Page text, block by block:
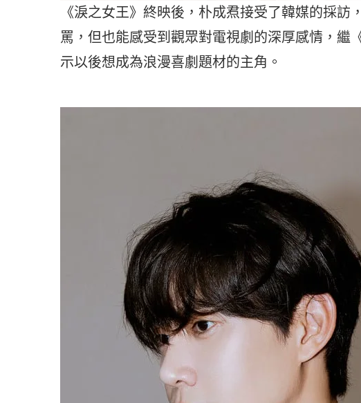
《淚之女王》終映後，朴成焄接受了韓媒的採
罵，但也能感受到觀眾對電視劇的深厚感情，繼
示以後想成為浪漫喜劇題材的主角。